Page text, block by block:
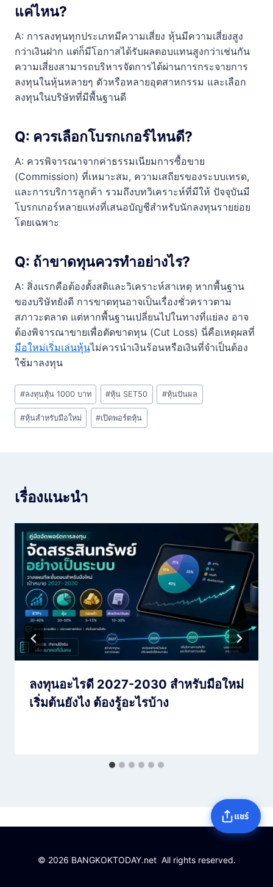
แค่ไหน?
A: การลงทุนทุกประเภทมีความเสี่ยง หุ้นมีความเสี่ยงสูง
กว่าเงินฝาก แต่ก็มีโอกาสได้รับผลตอบแทนสูงกว่าเช่นกัน
ความเสี่ยงสามารถบริหารจัดการได้ผ่านการกระจายการ
ลงทุนในหุ้นหลายๆ ตัวหรือหลายอุตสาหกรรม และเลือก
ลงทุนในบริษัทที่มีพื้นฐานดี
Q: ควรเลือกโบรกเกอร์ไหนดี?
A: ควรพิจารณาจากค่าธรรมเนียมการซื้อขาย
(Commission) ที่เหมาะสม, ความเสถียรของระบบเทรด,
และการบริการลูกค้า รวมถึงบทวิเคราะห์ที่มีให้ ปัจจุบันมี
โบรกเกอร์หลายแห่งที่เสนอบัญชีสำหรับนักลงทุนรายย่อย
โดยเฉพาะ
Q: ถ้าขาดทุนควรทำอย่างไร?
A: สิ่งแรกคือต้องตั้งสติและวิเคราะห์สาเหตุ หากพื้นฐาน
ของบริษัทยังดี การขาดทุนอาจเป็นเรื่องชั่วคราวตาม
สภาวะตลาด แต่หากพื้นฐานเปลี่ยนไปในทางที่แย่ลง อาจ
ต้องพิจารณาขายเพื่อตัดขาดทุน (Cut Loss) นี่คือเหตุผลที่
มือใหม่เริ่มเล่นหุ้นไม่ควรนำเงินร้อนหรือเงินที่จำเป็นต้อง
ใช้มาลงทุน
Post
Tags:
#ลงทุนหุ้น 1000 บาท #หุ้น SET50 #หุ้นปันผล
#หุ้นสำหรับมือใหม่ #เปิดพอร์ตหุ้น
เรื่องแนะนำ
ลงทุนอะไรดี 2027-2030 สำหรับมือใหม่
เริ่มต้นยังไง ต้องรู้อะไรบ้าง
© 2026 BANGKOKTODAY.net All rights reserved.
แชร์